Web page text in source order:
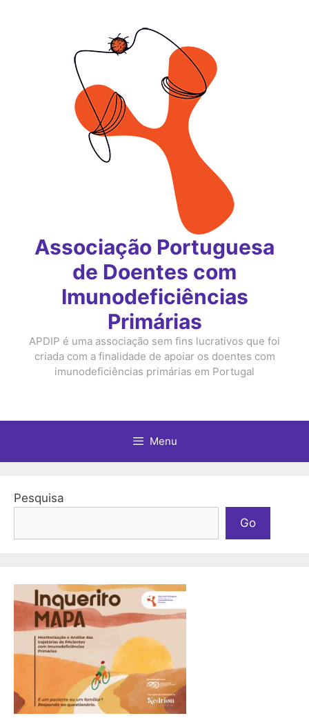
Associação Portuguesa
de Doentes com
Imunodeficiências
Primárias
APDIP é uma associação sem fins lucrativos que foi
criada com a finalidade de apoiar os doentes com
imunodeficiências primárias em Portugal
Menu
Pesquisa
Go